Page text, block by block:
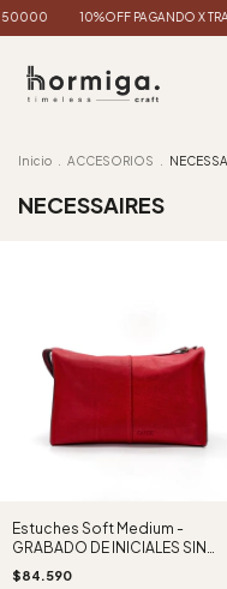
10%OFF PAGANDO X
Inicio ACCESORIOS
NECESSAIRES
Estuches Soft Medium -
GRABADO DE INICIALES SIN
CARGO -
$84.590